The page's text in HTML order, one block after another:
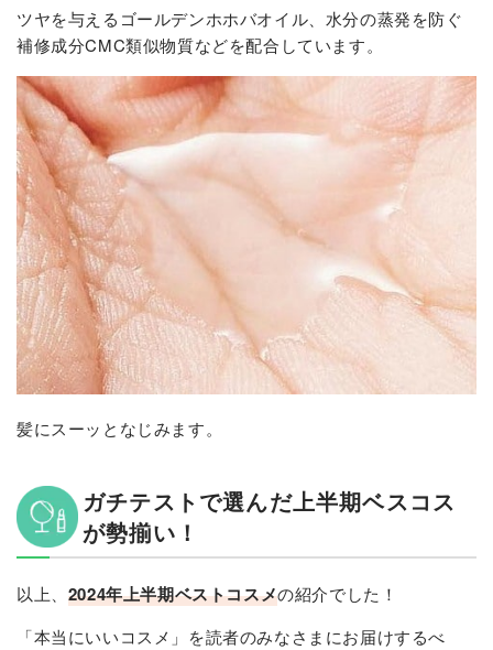
ツヤを与えるゴールデンホホバオイル、水分の蒸発を防ぐ
補修成分CMC類似物質などを配合しています。
髪にスーッとなじみます。
ガチテストで選んだ上半期ベスコス
が勢揃い！
以上、 2024年上半期ベストコスメの紹介でした！
「本当にいいコスメ」を読者のみなさまにお届けするべ